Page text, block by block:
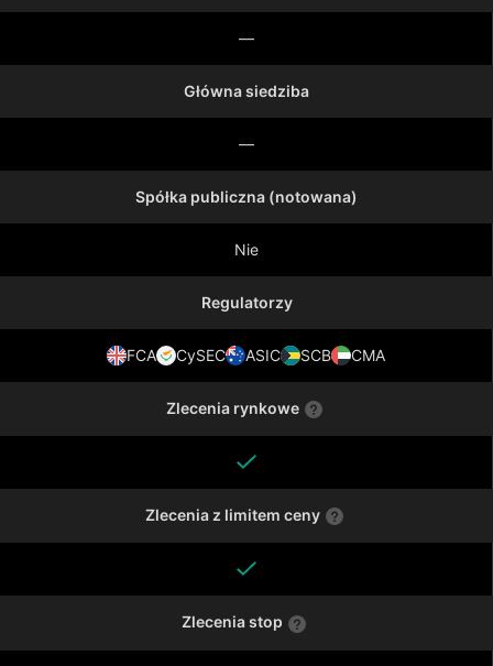
Pokaż więcej
—
Główna siedziba
—
Spółka publiczna (notowana)
Nie
Regulatorzy
FCA CySEC ASIC SCB CMA
Zlecenia rynkowe
Zlecenia z limitem ceny
Zlecenia stop